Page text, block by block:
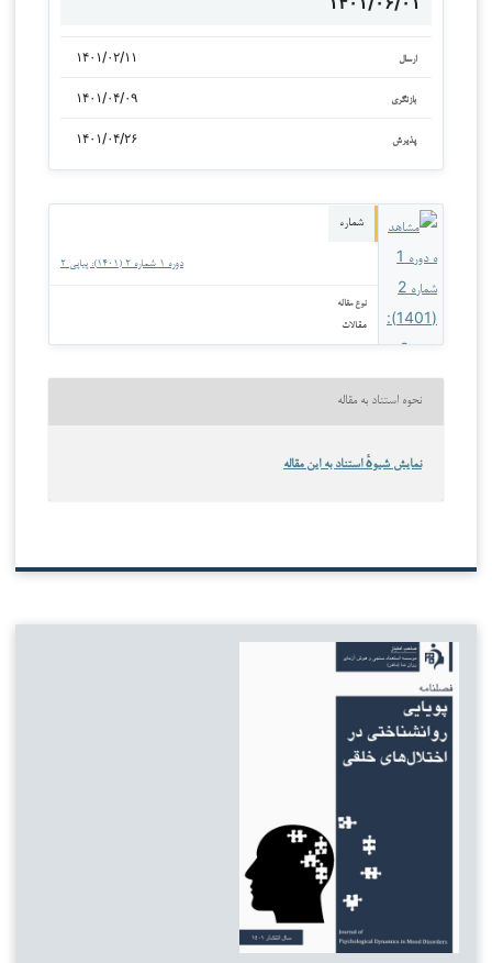
ارسال ۱۴۰۱/۰۲/۱۱
بازنگری ۱۴۰۱/۰۴/۰۹
پذیرش ۱۴۰۱/۰۴/۲۶
شماره
دوره ۱ شماره ۲ (۱۴۰۱): پیاپی ۲
نوع مقاله
مقالات
نحوه استناد به مقاله
نمایش شیوهٔ استناد به این مقاله